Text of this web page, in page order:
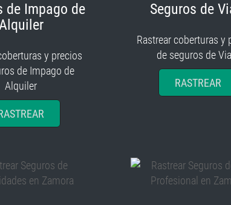
de Impago de
y precios
de Impago de
Alquiler
Seguros de
Rastrear coberturas y
de seguros de
RASTREAR